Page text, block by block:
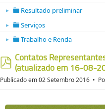
folder
► Resultado preliminar
►
folder open
Serviços
► Trabalho e Renda
pdf
Contatos
(atualizado em 16-08-
Publicado em 02 Setembro 2016